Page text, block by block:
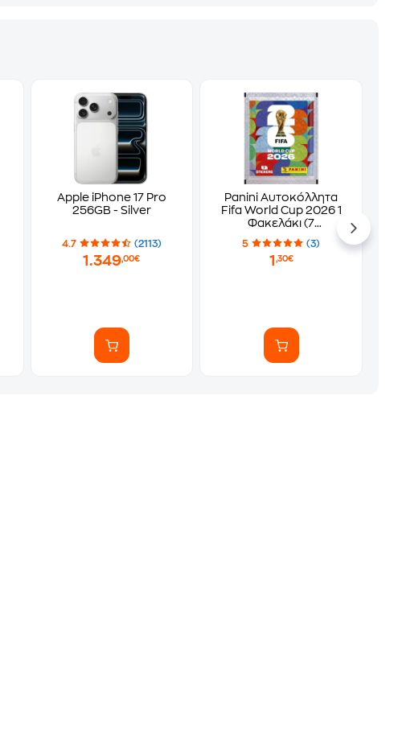
Apple iPhone 17 Pro
256GB - Silver
4.7 (2113)
1.349,00€
Panini Αυτοκόλλητα
Fifa World Cup 2026 1
Φακελάκι (7
Αυτοκόλλητα)
5 (3)
1 ,30€